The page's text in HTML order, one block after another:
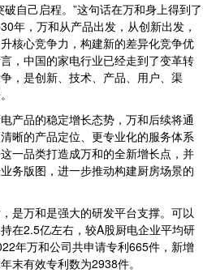
自己启程。”这句话在万和身上得到了
年，万和从产品出发，从创新出发，
核心竞争力，构建新的差异化竞争优
，中国的家电行业已经走到了变革转
，是创新、技术、产品、用户、渠
品的稳定增长态势，万和后续将通
晰的产品定位、更专业化的服务体系
一品类打造成万和的全新增长点，并
务版图，进一步推动构建厨房场景的
万和是强大的研发平台支撑。可以
在2.5亿左右，较A股厨电企业平均研
年万和公司共申请专利665件，新增
末有效专利数为2938件。